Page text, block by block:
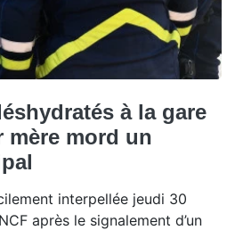
à la gare
mère mord un
interpellée jeudi 30
après le signalement d’un